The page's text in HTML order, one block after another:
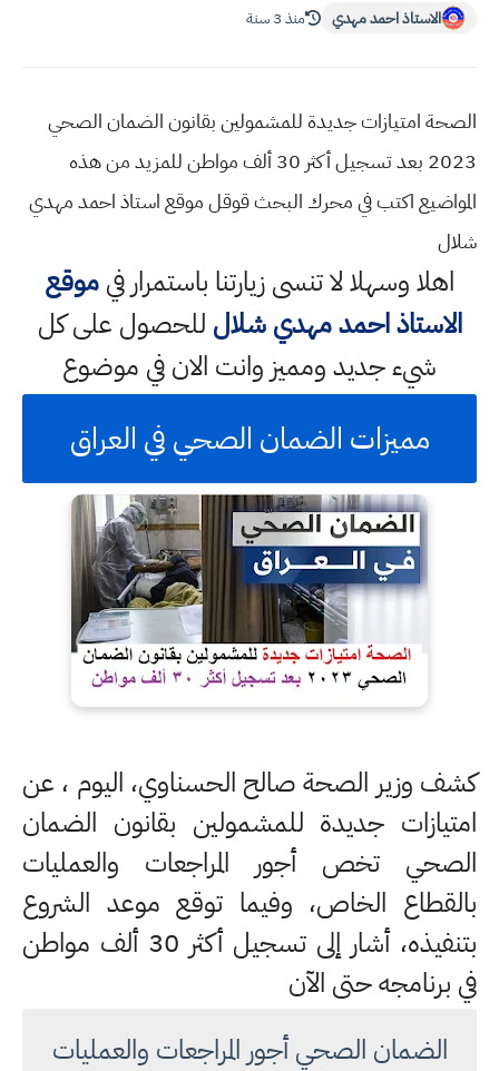
الاستاذ احمد مهدي منذ 3 سنة
الصحة امتيازات جديدة للمشمولين بقانون الضمان الصحي
2023 بعد تسجيل أكثر 30 ألف مواطن للمزيد من هذه
المواضيع اكتب في محرك البحث قوقل موقع استاذ احمد مهدي
شلال
اهلا وسهلالا تنسى زيارتنا باستمرار فيموقع
الاستاذ احمد مهدي شلال للحصول على كل
شيء جديد ومميز وانت الان في موضوع
مميزات الضمان الصحي في العراق
كشف وزير الصحة صالح الحسناوي، اليوم ، عن
امتيازات جديدة للمشمولين بقانون الضمان
الصحي تخص أجور المراجعات والعمليات
بالقطاع الخاص، وفيما توقع موعد الشروع
بتنفيذه، أشار إلى تسجيل أكثر 30 ألف مواطن
في برنامجه حتى الآن
الضمان الصحي أجور المراجعات والعمليات